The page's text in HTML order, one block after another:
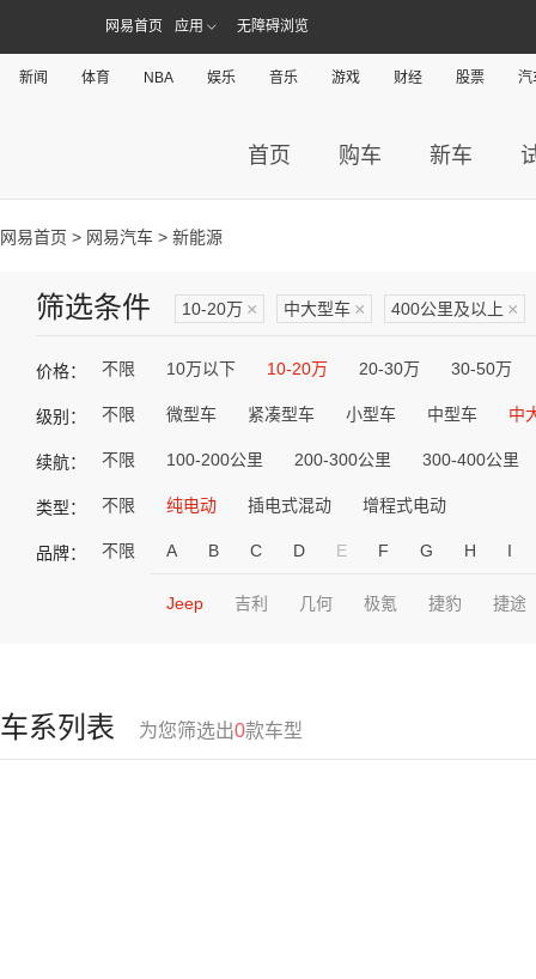
网易首页 应用 无障碍浏览
新闻 体育 NBA 娱乐 音乐 游戏 财经 股票 汽
首页 购车 新车
网易首页 > 网易汽车 > 新能源
筛选条件 10-20万 × 中大型车 × 400公里及以上 ×
价格： 不限 10万以下 10-20万 20-30万 30-50万
级别： 不限 微型车 紧凑型车 小型车 中型车 中
续航： 不限 100-200公里 200-300公里 300-400公里
类型： 不限 纯电动 插电式混动 增程式电动
品牌： 不限 A B C D E F G H I
Jeep 吉利 几何 极氪 捷豹 捷途
车系列表 为您筛选出0款车型